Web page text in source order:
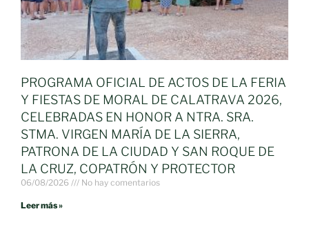
PROGRAMA OFICIAL DE ACTOS DE LA FERIA
Y FIESTAS DE MORAL DE CALATRAVA 2026,
CELEBRADAS EN HONOR A NTRA. SRA.
STMA. VIRGEN MARÍA DE LA SIERRA,
PATRONA DE LA CIUDAD Y SAN ROQUE DE
LA CRUZ, COPATRÓN Y PROTECTOR
06/08/2026 No hay comentarios
Leer más »